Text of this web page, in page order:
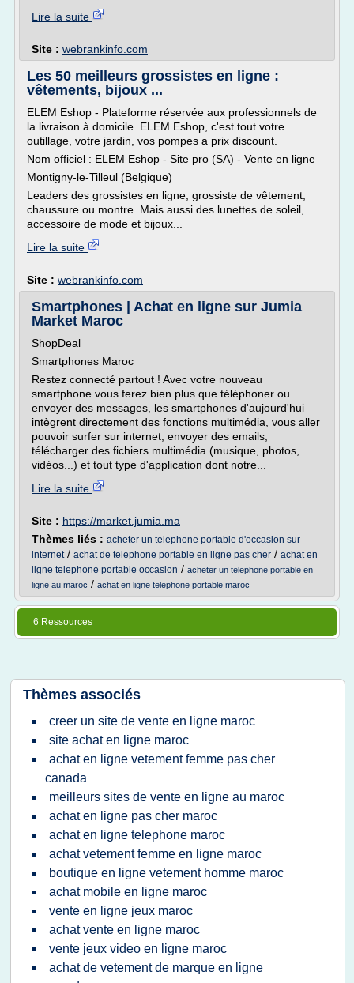
Lire la suite
Site : webrankinfo.com
Les 50 meilleurs grossistes en ligne :
vêtements, bijoux ...
ELEM Eshop - Plateforme réservée aux professionnels de
la livraison à domicile. ELEM Eshop, c'est tout votre
outillage, votre jardin, vos pompes a prix discount.
Nom officiel : ELEM Eshop - Site pro (SA) - Vente en ligne
Montigny-le-Tilleul (Belgique)
Leaders des grossistes en ligne, grossiste de vêtement,
chaussure ou montre. Mais aussi des lunettes de soleil,
accessoire de mode et bijoux...
Lire la suite
Site : webrankinfo.com
Smartphones | Achat en ligne sur Jumia
Market Maroc
ShopDeal
Smartphones Maroc
Restez connecté partout ! Avec votre nouveau
smartphone vous ferez bien plus que téléphoner ou
envoyer des messages, les smartphones d'aujourd'hui
intègrent directement des fonctions multimédia, vous aller
pouvoir surfer sur internet, envoyer des emails,
télécharger des fichiers multimédia (musique, photos,
vidéos...) et tout type d'application dont notre...
Lire la suite
Site : https://market.jumia.ma
Thèmes liés : acheter un telephone portable d'occasion sur
internet/ achat de telephone portable en ligne pas cher / achat en
ligne telephone portable occasion / acheter un telephone portable en
ligne au maroc / achat en ligne telephone portable maroc
6 Ressources
Thèmes associés
creer un site de vente en ligne maroc
site achat en ligne maroc
achat en ligne vetement femme pas cher
canada
meilleurs sites de vente en ligne au maroc
achat en ligne pas cher maroc
achat en ligne telephone maroc
achat vetement femme en ligne maroc
boutique en ligne vetement homme maroc
achat mobile en ligne maroc
vente en ligne jeux maroc
achat vente en ligne maroc
vente jeux video en ligne maroc
achat de vetement de marque en ligne